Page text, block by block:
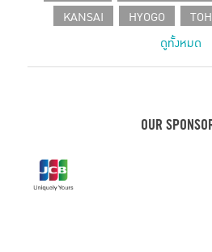
KANSAI
HYOGO
CHUBU โอซ
CAFE IN TOKYO
ชิซูโอกะ กรุงโต
ดูทั้งหมด
OUR